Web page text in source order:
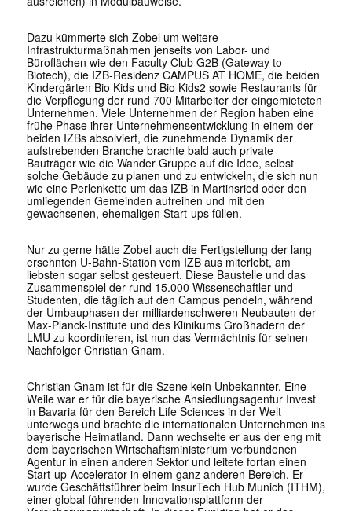
Dazu kümmerte sich Zobel um weitere
Infrastrukturmaßnahmen jenseits von Labor- und
Büroflächen wie den Faculty Club G2B (Gateway to
Biotech), die IZB-Residenz CAMPUS AT HOME, die beiden
Kindergärten Bio Kids und Bio Kids2 sowie Restaurants für
die Verpflegung der rund 700 Mitarbeiter der eingemieteten
Unternehmen. Viele Unternehmen der Region haben eine
frühe Phase ihrer Unternehmensentwicklung in einem der
beiden IZBs absolviert, die zunehmende Dynamik der
aufstrebenden Branche brachte bald auch private
Bauträger wie die Wander Gruppe auf die Idee, selbst
solche Gebäude zu planen und zu entwickeln, die sich nun
wie eine Perlenkette um das IZB in Martinsried oder den
umliegenden Gemeinden aufreihen und mit den
gewachsenen, ehemaligen Start-ups füllen.
Nur zu gerne hätte Zobel auch die Fertigstellung der lang
ersehnten U-Bahn-Station vom IZB aus miterlebt, am
liebsten sogar selbst gesteuert. Diese Baustelle und das
Zusammenspiel der rund 15.000 Wissenschaftler und
Studenten, die täglich auf den Campus pendeln, während
der Umbauphasen der milliardenschweren Neubauten der
Max-Planck-Institute und des Klinikums Großhadern der
LMU zu koordinieren, ist nun das Vermächtnis für seinen
Nachfolger Christian Gnam.
Christian Gnam ist für die Szene kein Unbekannter. Eine
Weile war er für die bayerische Ansiedlungsagentur Invest
in Bavaria für den Bereich Life Sciences in der Welt
unterwegs und brachte die internationalen Unternehmen ins
bayerische Heimatland. Dann wechselte er aus der eng mit
dem bayerischen Wirtschaftsministerium verbundenen
Agentur in einen anderen Sektor und leitete fortan einen
Start-up-Accelerator in einem ganz anderen Bereich. Er
wurde Geschäftsführer beim InsurTech Hub Munich (ITHM),
einer global führenden Innovationsplattform der